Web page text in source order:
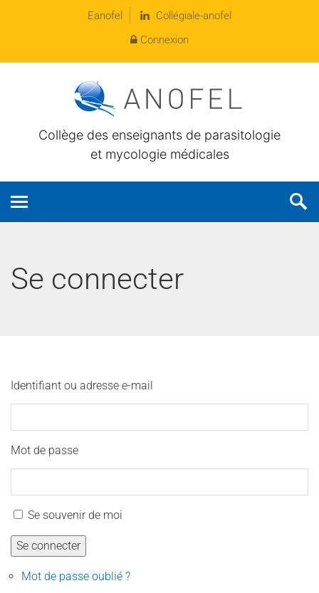
Eanofel
Collégiale-anofel
Connexion
Collège des enseignants de parasitologie
et mycologie médicales
Se connecter
Identifiant ou adresse e-mail
Mot de passe
Se souvenir de moi
Se connecter
Mot de passe oublié ?